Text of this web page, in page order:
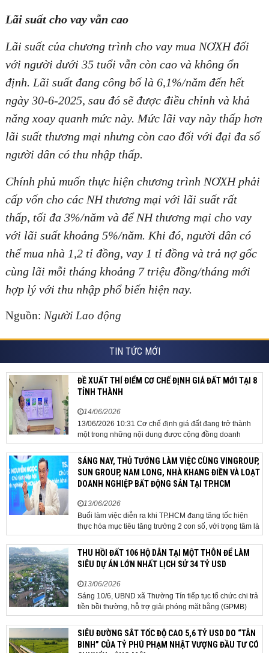
Lãi suất cho vay vẫn cao
Lãi suất của chương trình cho vay mua NƠXH đối
với người dưới 35 tuổi vẫn còn cao và không ổn
định. Lãi suất đang công bố là 6,1%/năm đến hết
ngày 30-6-2025, sau đó sẽ được điều chỉnh và khả
năng xoay quanh mức này. Mức lãi vay này thấp hơn
lãi suất thương mại nhưng còn cao đối với đại đa số
người dân có thu nhập thấp.
Chính phủ muốn thực hiện chương trình NƠXH phải
cấp vốn cho các NH thương mại với lãi suất rất
thấp, tối đa 3%/năm và để NH thương mại cho vay
với lãi suất khoảng 5%/năm. Khi đó, người dân có
thể mua nhà 1,2 tỉ đồng, vay 1 tỉ đồng và trả nợ gốc
cùng lãi mỗi tháng khoảng 7 triệu đồng/tháng mới
hợp lý với thu nhập phổ biến hiện nay.
Nguồn: Người Lao động
TIN TỨC MỚI
ĐỀ XUẤT THÍ ĐIỂM CƠ CHẾ ĐỊNH GIÁ ĐẤT MỚI TẠI 8
TỈNH THÀNH
14/06/2026
13/06/2026 10:31 Cơ chế định giá đất đang trở thành
một trong những nội dung được cộng đồng doanh
nghiệp, các chuyên gia và cơ quan quản lý đặc biệt
quan tâm khi tác động trực tiếp đến quá trình triển khai
dự án, thu hút đầu tư và sự phát triển ổn định của...
SÁNG NAY, THỦ TƯỚNG LÀM VIỆC CÙNG VINGROUP,
SUN GROUP, NAM LONG, NHÀ KHANG ĐIỀN VÀ LOẠT
DOANH NGHIỆP BẤT ĐỘNG SẢN TẠI TP.HCM
13/06/2026
Buổi làm việc diễn ra khi TP.HCM đang tăng tốc hiện
thực hóa mục tiêu tăng trưởng 2 con số, với trọng tâm là
giải ngân đầu tư công, hoàn thiện mô hình chính quyền
địa phương 2 cấp, phát triển nhà ở xã hội và xử lý các
vướng mắc về cơ chế, chính...
THU HỒI ĐẤT 106 HỘ DÂN TẠI MỘT THÔN ĐỂ LÀM
SIÊU DỰ ÁN LỚN NHẤT LỊCH SỬ 34 TỶ USD
13/06/2026
Sáng 10/6, UBND xã Thường Tín tiếp tục tổ chức chi trả
tiền bồi thường, hỗ trợ giải phóng mặt bằng (GPMB)
cho 106 hộ gia đình, cá nhân thuộc diện thu hồi đất để
thực hiện dự án Khu đô thị thể thao Quốc tế Hà Nội trên
địa bàn thôn Nhuệ Giang. Trong...
SIÊU ĐƯỜNG SẮT TỐC ĐỘ CAO 5,6 TỶ USD DO “TÂN
BINH” CỦA TỶ PHÚ PHẠM NHẬT VƯỢNG ĐẦU TƯ CÓ